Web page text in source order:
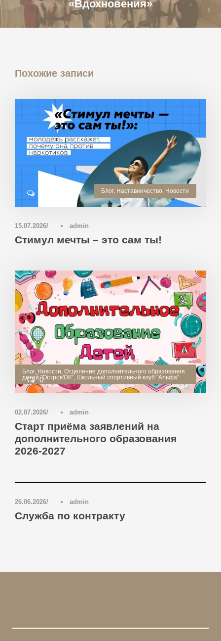
«Вдохновения»
Похожие записи
Блог, Наставничество, Новости
15.07.2026 • admin
Стимул мечты – это сам ты!
Блог, Новости, Отделение дополнительного образования
детей "Остров'ОК", Школьный спортивный клуб "Альфа"
0
02.07.2026 • admin
Старт приёма заявлений на
дополнительного образования
2026-2027
26.06.2026 • admin
Служба по контракту